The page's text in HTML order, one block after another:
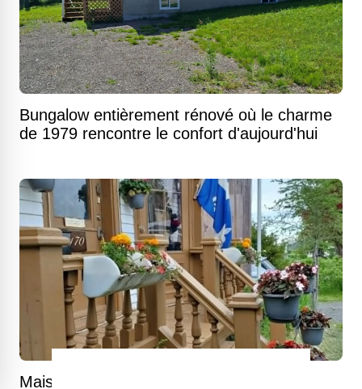
Bungalow entièrement rénové où le charme
de 1979 rencontre le confort d'aujourd'hui
Maison toute de bois vêtue où le fleuve